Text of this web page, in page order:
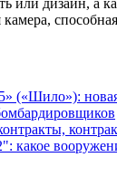
или дизайн, а
камера,
(«Шило»): новая
какое